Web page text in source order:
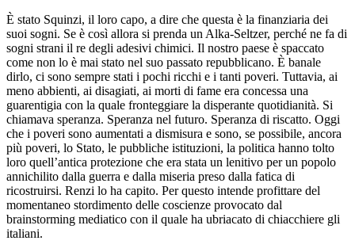
È stato Squinzi, il loro capo, a dire che questa è la finanziaria dei
suoi sogni. Se è così allora si prenda un Alka-Seltzer, perché ne fa di
sogni strani il re degli adesivi chimici. Il nostro paese è spaccato
come non lo è mai stato nel suo passato repubblicano. È banale
dirlo, ci sono sempre stati i pochi ricchi e i tanti poveri. Tuttavia, ai
meno abbienti, ai disagiati, ai morti di fame era concessa una
guarentigia con la quale fronteggiare la disperante quotidianità. Si
chiamava speranza. Speranza nel futuro. Speranza di riscatto. Oggi
che i poveri sono aumentati a dismisura e sono, se possibile, ancora
più poveri, lo Stato, le pubbliche istituzioni, la politica hanno tolto
loro quell’antica protezione che era stata un lenitivo per un popolo
annichilito dalla guerra e dalla miseria preso dalla fatica di
ricostruirsi. Renzi lo ha capito. Per questo intende profittare del
momentaneo stordimento delle coscienze provocato dal
brainstorming mediatico con il quale ha ubriacato di chiacchiere gli
italiani.